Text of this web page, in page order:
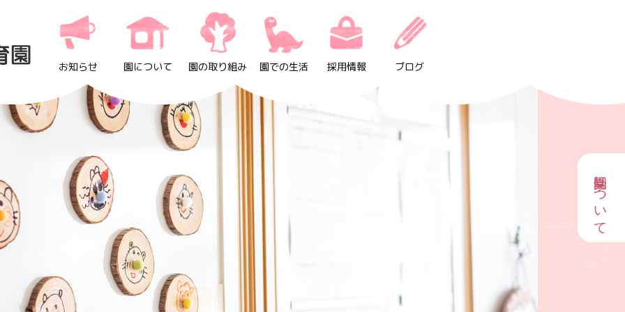
お知らせ 園について 園の取り組み 園での生活 採用情報 ブログ
園見学について